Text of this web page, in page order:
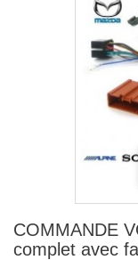
COMMANDE
complet avec